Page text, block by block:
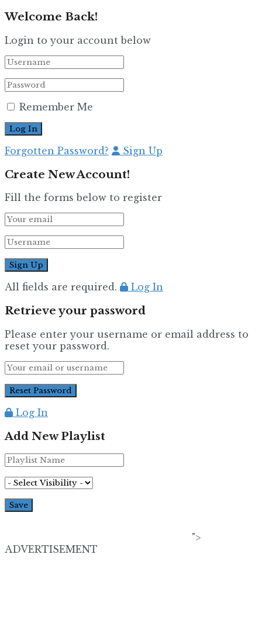
Welcome Back!
Login to your account below
Remember Me
Forgotten Password? Sign Up
Create New Account!
Fill the forms below to register
All fields are required. Log In
Retrieve your password
Please enter your username or email address to
reset your password.
Log In
Add New Playlist
">
ADVERTISEMENT